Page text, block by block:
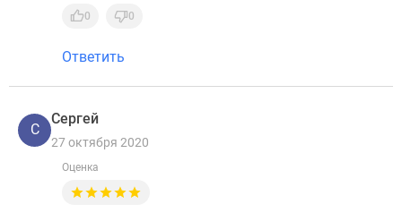
0 0
Ответить
С
Сергей
27 октября 2020
Оценка